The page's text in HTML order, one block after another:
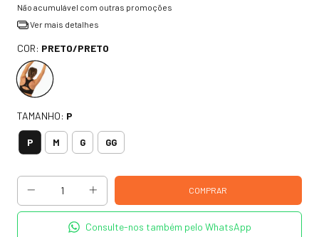
Não acumulável com outras promoções
Ver mais detalhes
COR: PRETO/PRETO
TAMANHO: P
P M G GG
Consulte-nos também pelo WhatsApp